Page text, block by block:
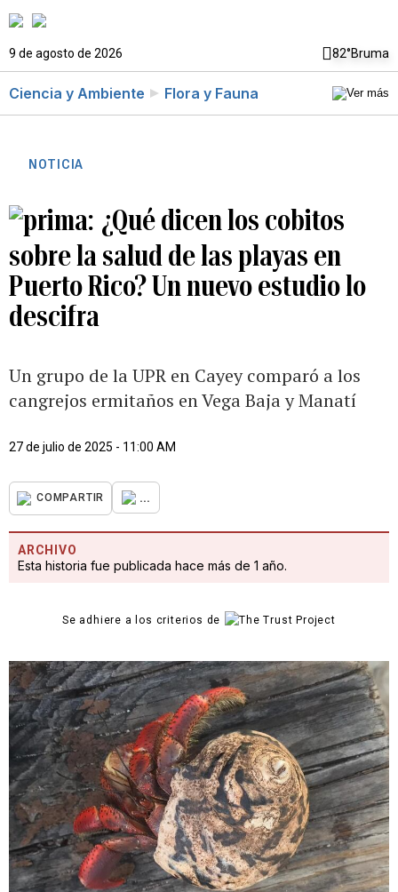
9 de agosto de 2026 82°Bruma
Ciencia y Ambiente Flora y Fauna
NOTICIA
¿Qué dicen los cobitos
sobre la salud de las playas en
Puerto Rico? Un nuevo estudio lo
descifra
Un grupo de la UPR en Cayey comparó a los
cangrejos ermitaños en Vega Baja y Manatí
27 de julio de 2025 - 11:00 AM
COMPARTIR ...
ARCHIVO
Esta historia fue publicada hace más de 1 año.
Se adhiere a los criterios de